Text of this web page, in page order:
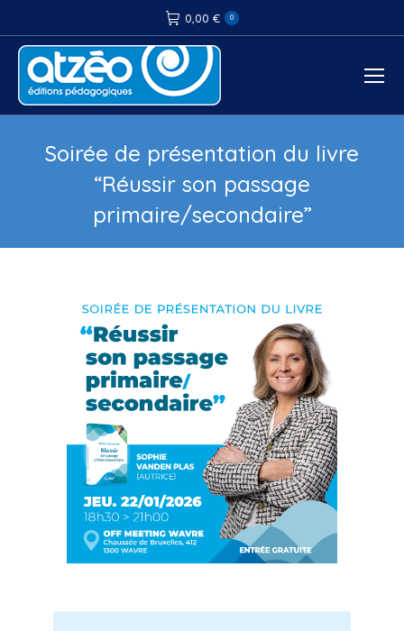
0,00 € 0
Soirée de présentation du livre
“Réussir son passage
primaire/secondaire”